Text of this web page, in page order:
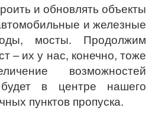
и обновлять объекты
и железные
мосты. Продолжим
– их у нас, конечно, тоже
возможностей
в центре нашего
пунктов пропуска.